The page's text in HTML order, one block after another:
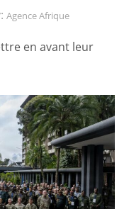
Agence Afrique
en avant leur